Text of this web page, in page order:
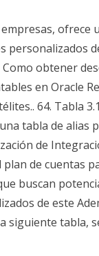
empresas,
personalizados
obtener
en Oracle
64. Tabla
tabla de alias
de
de cuentas
buscan
de este
siguiente tabla,